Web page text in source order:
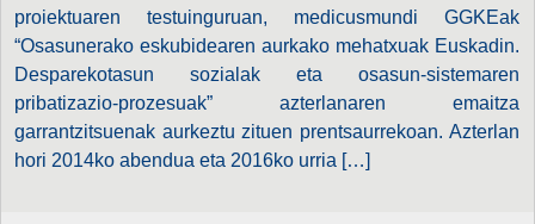
proiektuaren testuinguruan, medicusmundi GGKEak
“Osasunerako eskubidearen aurkako mehatxuak Euskadin.
Desparekotasun sozialak eta osasun-sistemaren
pribatizazio-prozesuak” azterlanaren emaitza
garrantzitsuenak aurkeztu zituen prentsaurrekoan. Azterlan
hori 2014ko abendua eta 2016ko urria […]